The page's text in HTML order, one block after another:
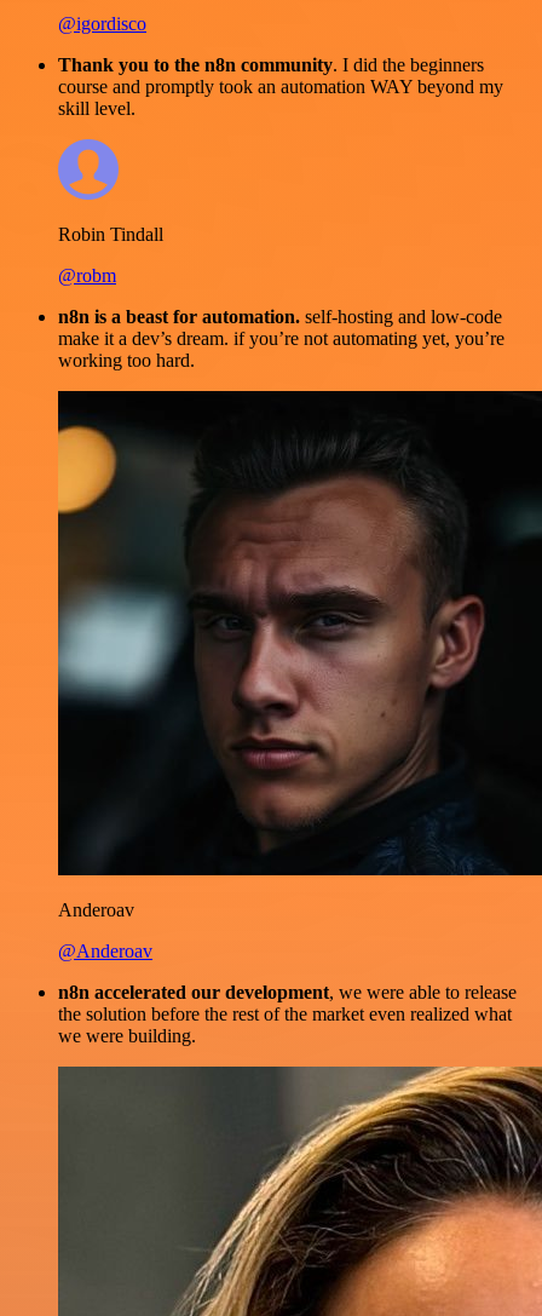
@igordisco
Thank you to the n8n community. I did the beginners
course and promptly took an automation WAY beyond my
skill level.
Robin Tindall
@robm
n8n is a beast for automation. self-hosting and low-code
make it a dev’s dream. if you’re not automating yet, you’re
working too hard.
Anderoav
@Anderoav
n8n accelerated our development, we were able to release
the solution before the rest of the market even realized what
we were building.